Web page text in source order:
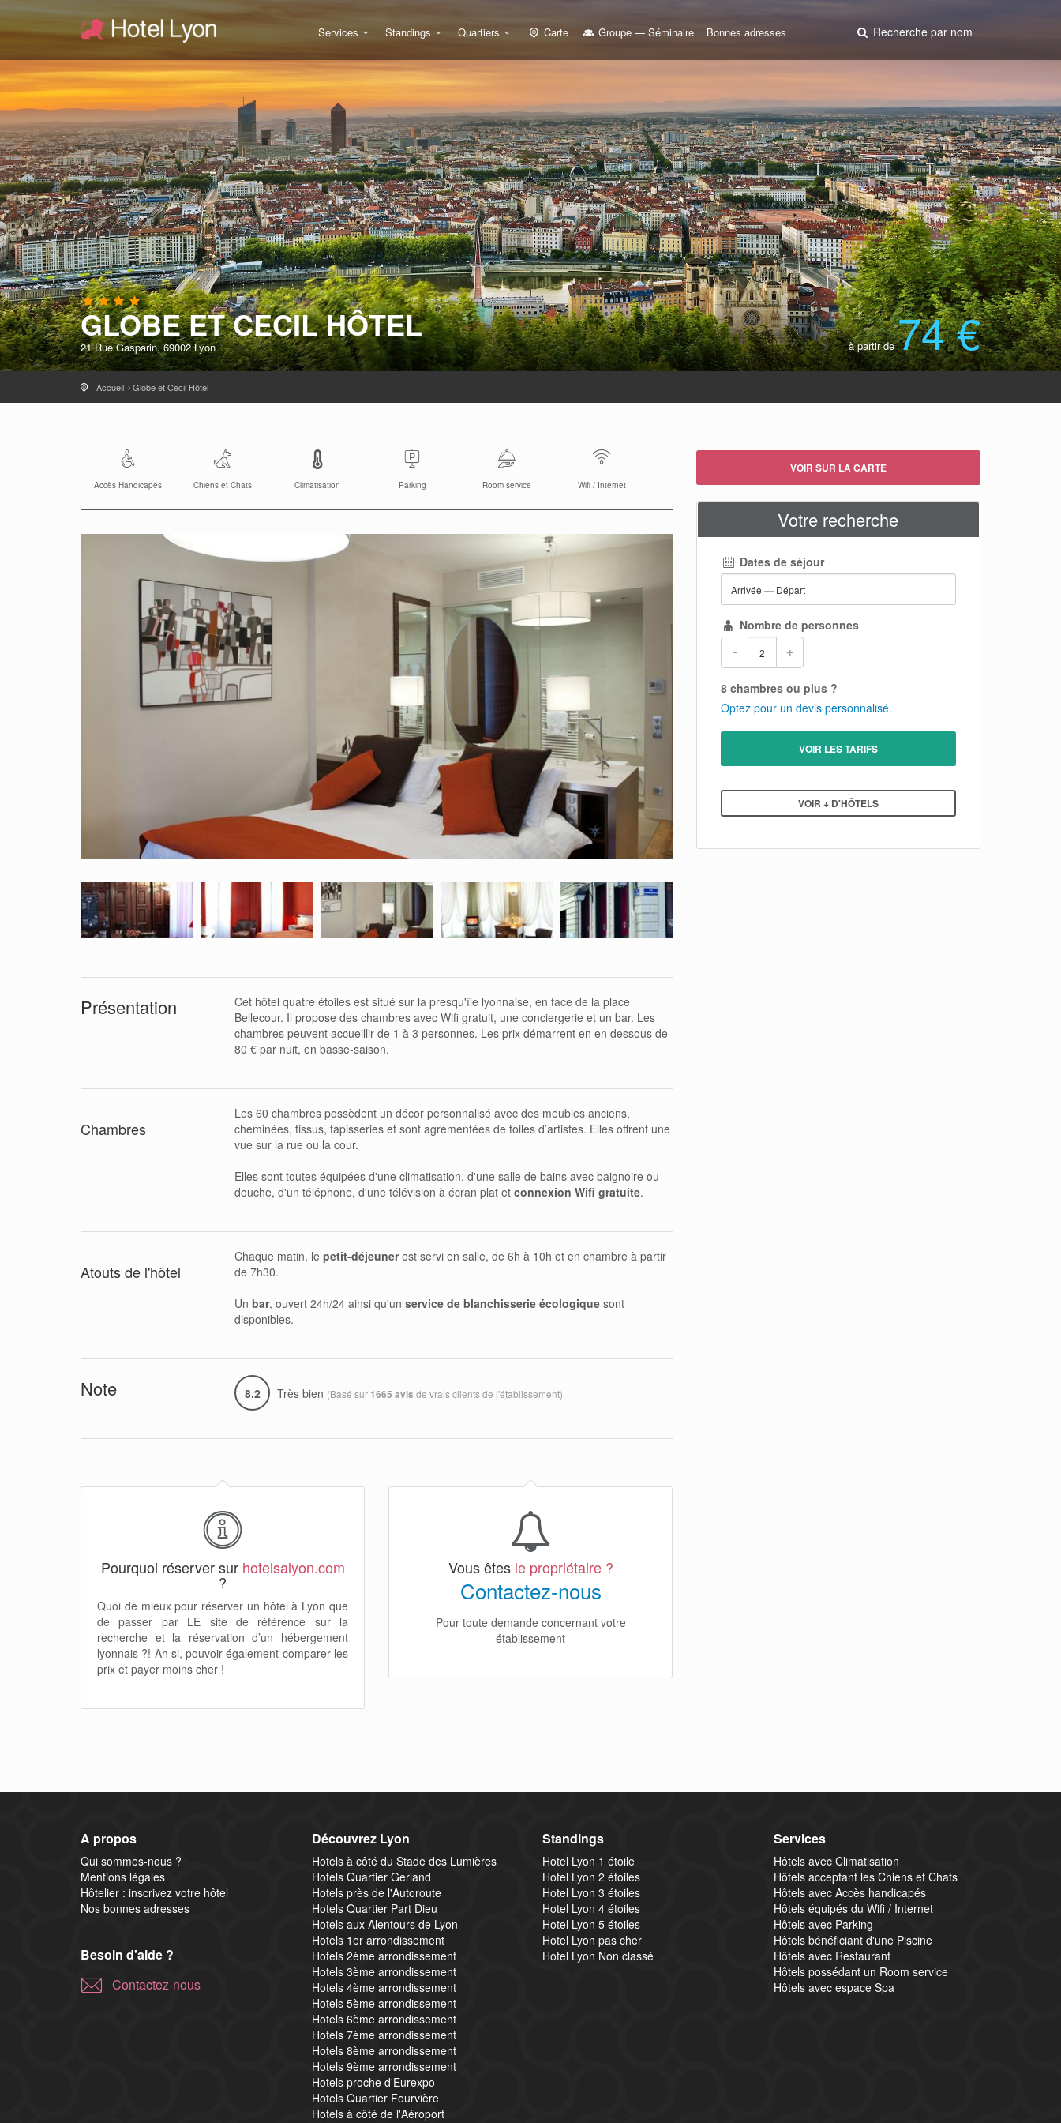
Services Standings Quartiers Carte Groupe — Séminaire Bonnes adresses Recherche par nom
GLOBE ET CECIL HÔTEL
21 Rue Gasparin, 69002 Lyon à partir de74 €
Accueil Globe et Cecil Hôtel
Accès Handicapés Chiens et Chats Climatisation Parking Room service Wifi / Internet
Présentation
Cet hôtel quatre étoiles est situé sur la presqu'île lyonnaise, en face de la place
Bellecour. Il propose des chambres avec Wifi gratuit, une conciergerie et un bar. Les
chambres peuvent accueillir de 1 à 3 personnes. Les prix démarrent en en dessous de
80 € par nuit, en basse-saison.
Chambres
Les 60 chambres possèdent un décor personnalisé avec des meubles anciens,
cheminées, tissus, tapisseries et sont agrémentées de toiles d’artistes. Elles offrent une
vue sur la rue ou la cour.
Elles sont toutes équipées d'une climatisation, d'une salle de bains avec baignoire ou
douche, d'un téléphone, d'une télévision à écran plat et connexion Wifi gratuite.
Atouts de l'hôtel
Chaque matin, le petit-déjeunerest servi en salle, de 6h à 10h et en chambre à partir
de 7h30.
Un bar, ouvert 24h/24 ainsi qu'un service de blanchisserie écologique sont
disponibles.
Note 8.2 Très bien (Basé sur 1665 avis de vrais clients de l'établissement)
Pourquoi réserver sur hotelsalyon.com
?
Quoi de mieux pour réserver un hôtel à Lyon que
de passer par LE site de référence sur la
recherche et la réservation d’un hébergement
lyonnais ?! Ah si, pouvoir également comparer les
prix et payer moins cher !
Vous êtes le propriétaire ?
Contactez-nous
Pour toute demande concernant votre
établissement
VOIR SUR LA CARTE
Votre recherche
Dates de séjour
Arrivée — Départ
Nombre de personnes
- +
8 chambres ou plus ?
Optez pour un devis personnalisé.
VOIR LES TARIFS
VOIR + D'HÔTELS
A propos
Qui sommes-nous ?
Mentions légales
Hôtelier : inscrivez votre hôtel
Nos bonnes adresses
Besoin d'aide ?
Contactez-nous
Découvrez Lyon
Hotels à côté du Stade des Lumières
Hotels Quartier Gerland
Hotels près de l'Autoroute
Hotels Quartier Part Dieu
Hotels aux Alentours de Lyon
Hotels 1er arrondissement
Hotels 2ème arrondissement
Hotels 3ème arrondissement
Hotels 4ème arrondissement
Hotels 5ème arrondissement
Hotels 6ème arrondissement
Hotels 7ème arrondissement
Hotels 8ème arrondissement
Hotels 9ème arrondissement
Hotels proche d'Eurexpo
Hotels Quartier Fourvière
Hotels à côté de l'Aéroport
Standings
Hotel Lyon 1 étoile
Hotel Lyon 2 étoiles
Hotel Lyon 3 étoiles
Hotel Lyon 4 étoiles
Hotel Lyon 5 étoiles
Hotel Lyon pas cher
Hotel Lyon Non classé
Services
Hôtels avec Climatisation
Hôtels acceptant les Chiens et Chats
Hôtels avec Accès handicapés
Hôtels équipés du Wifi / Internet
Hôtels avec Parking
Hôtels bénéficiant d'une Piscine
Hôtels avec Restaurant
Hôtels possédant un Room service
Hôtels avec espace Spa